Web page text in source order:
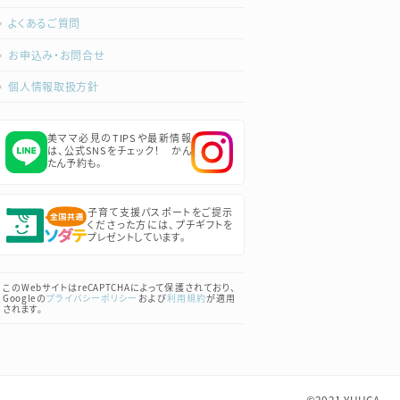
よくあるご質問
お申込み・お問合せ
個人情報取扱方針
美ママ必見のTIPSや最新情報
は、公式SNSをチェック！ かん
たん予約も。
子育て支援パスポートをご提示
くださった方には、プチギフトを
プレゼントしています。
このWebサイトはreCAPTCHAによって保護されており、
Googleのプライバシーポリシー および利用規約が適用
されます。